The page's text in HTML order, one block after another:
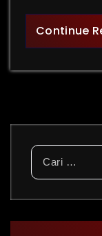
Continue
Cari
untuk: